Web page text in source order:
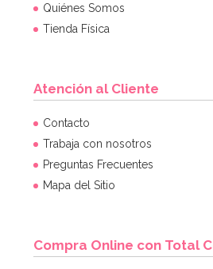
Molde Great Impressions Shoes 2
AÑADIR
Quiénes Somos
Tienda Física
Atención al Cliente
Contacto
Trabaja con nosotros
Preguntas Frecuentes
Mapa del Sitio
Compra Online con Total